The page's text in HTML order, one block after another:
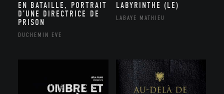
EN BATAILLE, PORTRAIT
D’UNE DIRECTRICE DE
PRISON
DUCHEMIN EVE
LABYRINTHE (LE)
LABAYE MATHIEU